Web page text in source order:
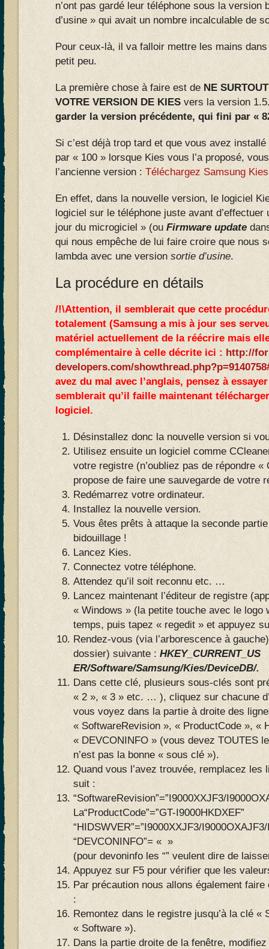
n’ont pas gardé leur téléphone sous la version
d’usine » qui avait un nombre incalculable de
Pour ceux-là, il va falloir mettre les mains
petit peu.
La première chose à faire est de NE
VOTRE VERSION DE KIES vers la version
garder la version précédente, qui fini par «
Si c’est déjà trop tard et que vous avez
par « 100 » lorsque Kies vous l’a proposé,
l’ancienne version : Téléchargez Samsung
En effet, dans la nouvelle version, le logiciel
logiciel sur le téléphone juste avant
jour du microgiciel » (ou Firmware update
qui nous empêche de lui faire croire que nous
lambda avec une version sortie d’usine.
La procédure en détails
/!\Attention, il semblerait que cette
totalement (Samsung a mis à jour ses
matériel actuellement de la réécrire mais
complémentaire à celle décrite ici : http://
developers.com/
avez du mal avec l’anglais, pensez à
semblerait qu’il faille maintenant
logiciel.
Désinstallez donc la nouvelle version si
Utilisez ensuite un logiciel comme
votre registre (n’oubliez pas de répondre «
propose de faire une sauvegarde de votre
Redémarrez votre ordinateur.
Installez la nouvelle version.
Vous êtes prêts à attaque la seconde
bidouillage !
Lancez Kies.
Connectez votre téléphone.
Attendez qu’il soit reconnu etc. …
Lancez maintenant l’éditeur de registre
« Windows » (la petite touche avec le logo
temps, puis tapez « regedit » et appuyez
Rendez-vous (via l’arborescence à
dossier) suivante : HKEY_CURRENT_US
ER/Software/Samsung/Kies/DeviceDB/.
Dans cette clé, plusieurs sous-clés sont
« 2 », « 3 » etc. … ), cliquez sur chacune
vous voyez dans la partie à droite des
« SoftwareRevision », « ProductCode », «
« DEVCONINFO » (vous devez TOUTES
n’est pas la bonne « sous clé »).
Quand vous l’avez trouvée, remplacez les
suit :
“SoftwareRevision”=”I9000XXJF3/
La“ProductCode”=”GT-I9000HKDXEF”
“HIDSWVER”=”I9000XXJF3/
“DEVCONINFO”= « »
(pour devoninfo les “” veulent dire de
Appuyez sur F5 pour vérifier que les
Par précaution nous allons également
:
Remontez dans le registre jusqu’à la clé «
« Software »).
Dans la partie droite de la fenêtre, modifiez